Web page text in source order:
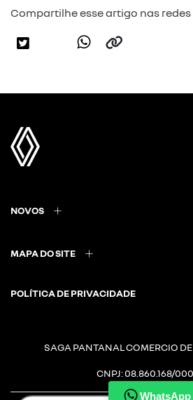
WhatsApp
Compartilhe esse artigo nas redes
NOVOS
MAPA DO SITE
POLÍTICA DE PRIVACIDADE
SAGA PANTANAL COMERCIO
CNPJ: 08.860.168/